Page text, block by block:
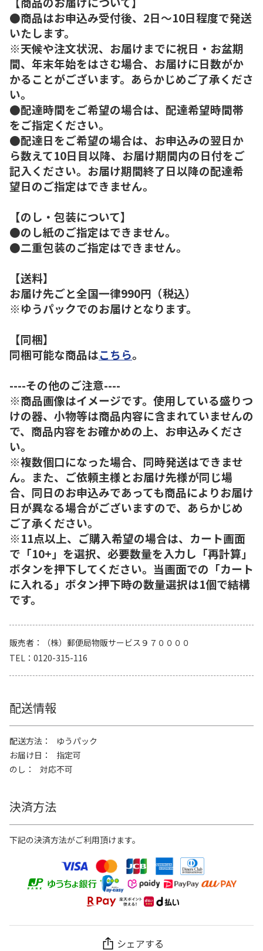
●商品はお申込み受付後、2日～10日程度で発送
いたします。
※天候や注文状況、お届けまでに祝日・お盆期
間、年末年始をはさむ場合、お届けに日数がか
かることがございます。あらかじめご了承くださ
い。
●配達時間をご希望の場合は、配達希望時間帯
をご指定ください。
●配達日をご希望の場合は、お申込みの翌日か
ら数えて10日目以降、お届け期間内の日付をご
記入ください。お届け期間終了日以降の配達希
望日のご指定はできません。
【のし・包装について】
●のし紙のご指定はできません。
●二重包装のご指定はできません。
【送料】
お届け先ごと全国一律990円（税込）
※ゆうパックでのお届けとなります。
【同梱】
同梱可能な商品はこちら。
----その他のご注意----
※商品画像はイメージです。使用している盛りつ
けの器、小物等は商品内容に含まれていませんの
で、商品内容をお確かめの上、お申込みくださ
い。
※複数個口になった場合、同時発送はできませ
ん。また、ご依頼主様とお届け先様が同じ場
合、同日のお申込みであっても商品によりお届け
日が異なる場合がございますので、あらかじめ
ご了承ください。
※11点以上、ご購入希望の場合は、カート画面
で「10+」を選択、必要数量を入力し「再計算」
ボタンを押下してください。当画面での「カート
に入れる」ボタン押下時の数量選択は1個で結構
です。
販売者
（株）郵便局物販サービス９７００００
TEL
0120-315-116
配送情報
配送方法
ゆうパック
お届け日
指定可
のし
対応不可
決済方法
下記の決済方法がご利用頂けます。
シェアする